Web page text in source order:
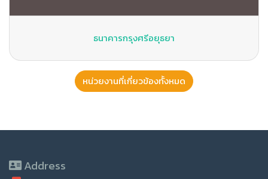
ธนาคารกรุงศรีอยุธยา
หน่วยงานที่เกี่ยวข้องทั้งหมด
Address